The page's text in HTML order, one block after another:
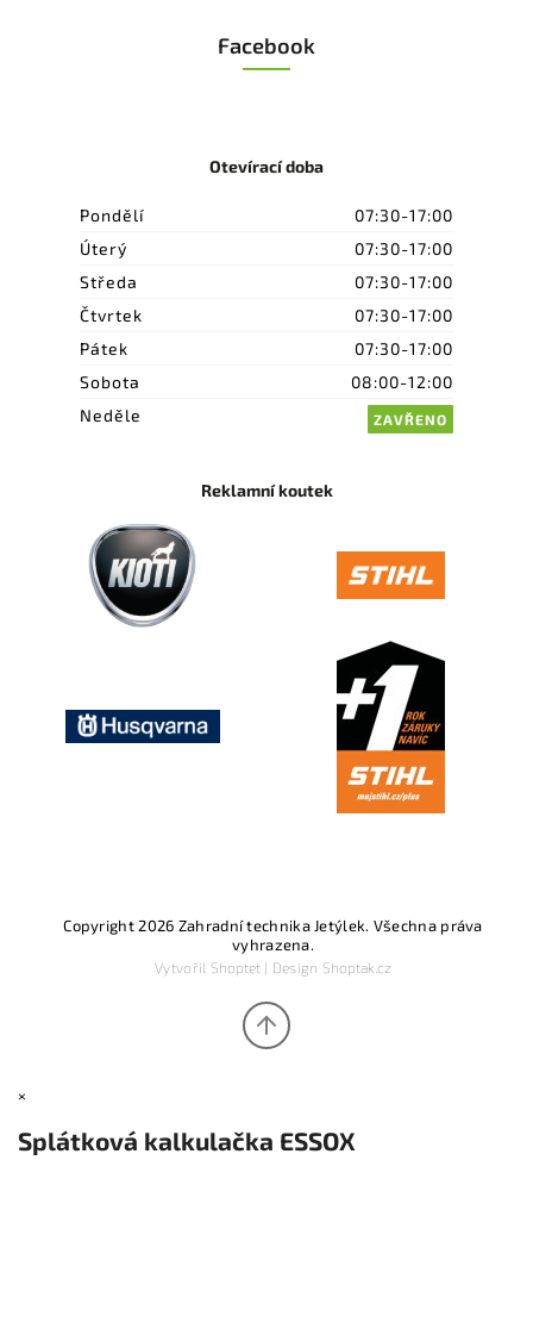
Facebook
Otevírací doba
Pondělí
07:30-17:00
Úterý
07:30-17:00
Středa
07:30-17:00
Čtvrtek
07:30-17:00
Pátek
07:30-17:00
Sobota
08:00-12:00
Neděle
ZAVŘENO
Reklamní koutek
Copyright 2026 Zahradní technika Jetýlek. Všechna práva
vyhrazena.
Vytvořil Shoptet| Design Shoptak.cz
×
Splátková kalkulačka ESSOX